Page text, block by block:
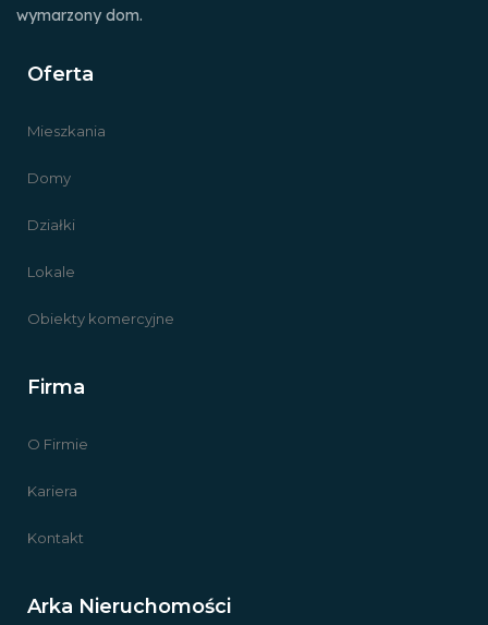
wymarzony dom.
Oferta
Mieszkania
Domy
Działki
Lokale
Obiekty komercyjne
Firma
O Firmie
Kariera
Kontakt
Arka Nieruchomości